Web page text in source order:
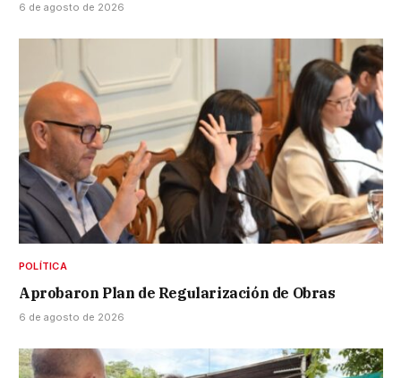
6 de agosto de 2026
POLÍTICA
Aprobaron Plan de Regularización de Obras
6 de agosto de 2026